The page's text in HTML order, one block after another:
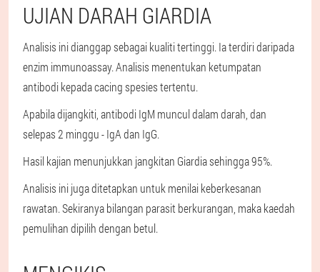
UJIAN DARAH GIARDIA
Analisis ini dianggap sebagai kualiti tertinggi. Ia terdiri daripada
enzim immunoassay. Analisis menentukan ketumpatan
antibodi kepada cacing spesies tertentu.
Apabila dijangkiti, antibodi IgM muncul dalam darah, dan
selepas 2 minggu - IgA dan IgG.
Hasil kajian menunjukkan jangkitan Giardia sehingga 95%.
Analisis ini juga ditetapkan untuk menilai keberkesanan
rawatan. Sekiranya bilangan parasit berkurangan, maka kaedah
pemulihan dipilih dengan betul.